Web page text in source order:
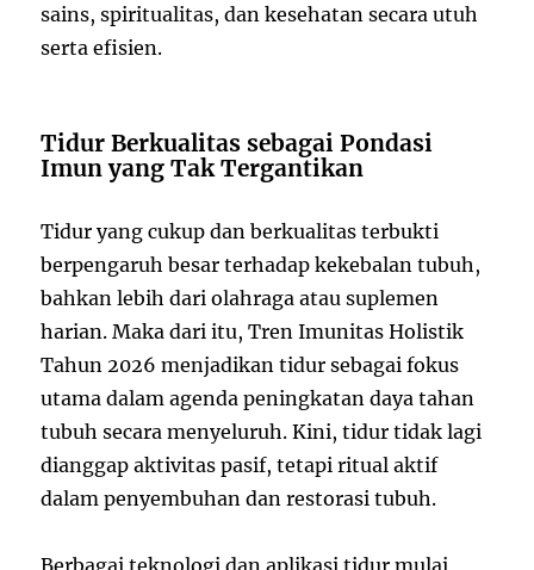
sains, spiritualitas, dan kesehatan secara utuh
serta efisien.
Tidur Berkualitas sebagai Pondasi
Imun yang Tak Tergantikan
Tidur yang cukup dan berkualitas terbukti
berpengaruh besar terhadap kekebalan tubuh,
bahkan lebih dari olahraga atau suplemen
harian. Maka dari itu, Tren Imunitas Holistik
Tahun 2026 menjadikan tidur sebagai fokus
utama dalam agenda peningkatan daya tahan
tubuh secara menyeluruh. Kini, tidur tidak lagi
dianggap aktivitas pasif, tetapi ritual aktif
dalam penyembuhan dan restorasi tubuh.
Berbagai teknologi dan aplikasi tidur mulai